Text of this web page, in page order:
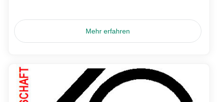
Mehr erfahren